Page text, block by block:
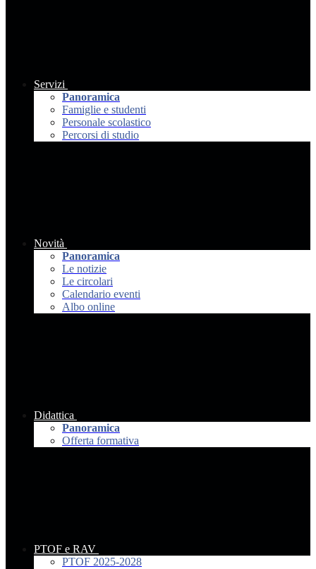
Servizi
Panoramica
Famiglie e studenti
Personale scolastico
Percorsi di studio
Novità
Panoramica
Le notizie
Le circolari
Calendario eventi
Albo online
Didattica
Panoramica
Offerta formativa
PTOF e RAV
PTOF 2025-2028